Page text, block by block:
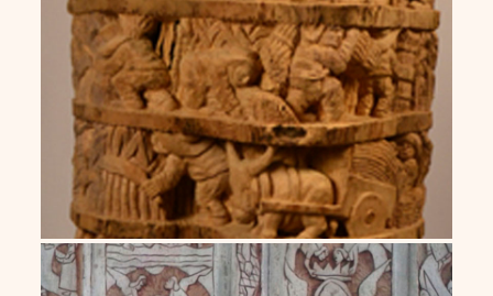
Roberto Vital